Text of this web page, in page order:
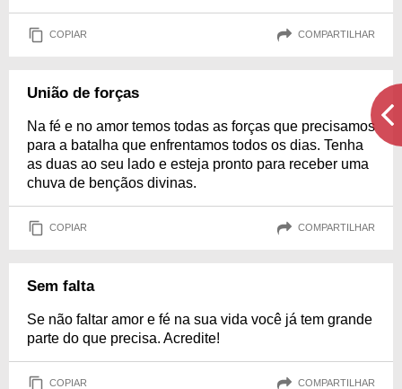
COPIAR COMPARTILHAR
União de forças
Na fé e no amor temos todas as forças que precisamos
para a batalha que enfrentamos todos os dias. Tenha
as duas ao seu lado e esteja pronto para receber uma
chuva de bençãos divinas.
COPIAR COMPARTILHAR
Sem falta
Se não faltar amor e fé na sua vida você já tem grande
parte do que precisa. Acredite!
COPIAR COMPARTILHAR